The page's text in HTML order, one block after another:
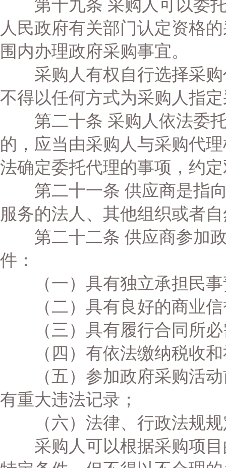
第十九条 采购人可以委托
人民政府有关部门认定资格
围内办理政府采购事宜。
采购人有权自行选择采购
不得以任何方式为采购人指
第二十条 采购人依法委托
的，应当由采购人与采购代
法确定委托代理的事项，约
第二十一条 供应商是指向
服务的法人、其他组织或者
第二十二条 供应商参加政
件：
（一）具有独立承担民事
（二）具有良好的商业信
（三）具有履行合同所必
（四）有依法缴纳税收和
（五）参加政府采购活动
有重大违法记录；
（六）法律、行政法规规
采购人可以根据采购项目